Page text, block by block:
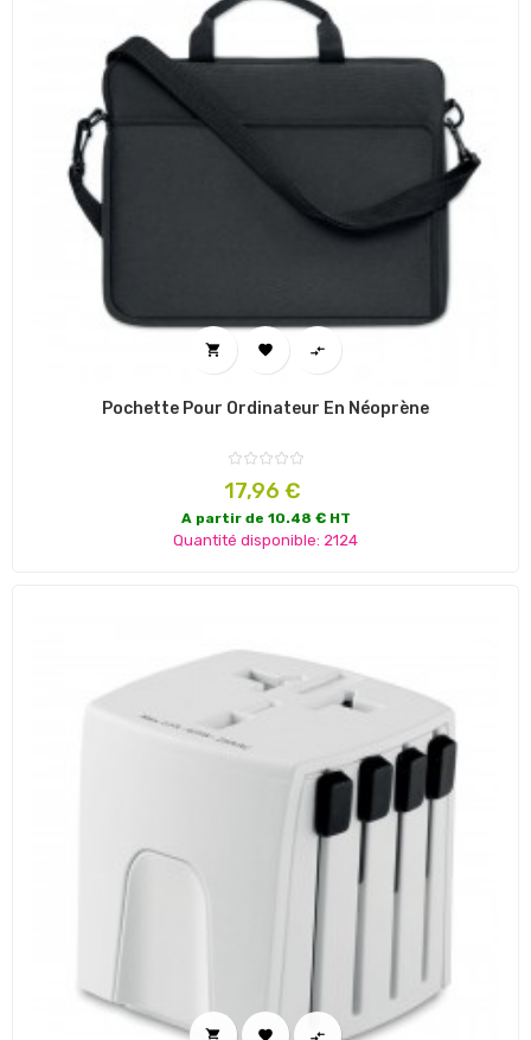
  
Pochette Pour Ordinateur En Néoprène
Prix
17,96 €
A partir de 10.48 € HT
Quantité disponible: 2124
  